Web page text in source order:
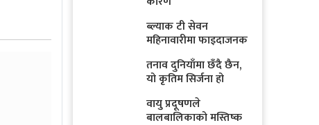
ब्ल्याक टी सेवन
महिनावारीमा फाइदाजनक
तनाव दुनियाँमा छँदै छैन,
यो कृतिम सिर्जना हो
वायु प्रदूषणले
बालबालिकाको मस्तिष्क